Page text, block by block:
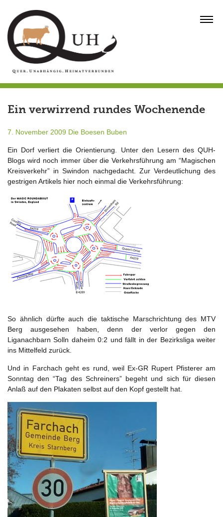
content
Ein verwirrend rundes Wochenende
7. November 2009 Die Boesen Buben
Ein Dorf verliert die Orientierung. Unter den Lesern des QUH-
Blogs wird noch immer über die Verkehrsführung am “Magischen
Kreisverkehr” in Swindon nachgedacht. Zur Verdeutlichung des
gestrigen Artikels hier noch einmal die Verkehrsführung:
So ähnlich dürfte auch die taktische Marschrichtung des MTV
Berg ausgesehen haben, denn der verlor gegen den
Liganachbarn Solln daheim 0:2 und fällt in der Bezirksliga weiter
ins Mittelfeld zurück.
Und in Farchach geht es rund, weil Ex-GR Rupert Pfisterer am
Sonntag den “Tag des Schreiners” begeht und sich für diesen
Anlaß auf den Plakaten selbst auf den Kopf gestellt hat.